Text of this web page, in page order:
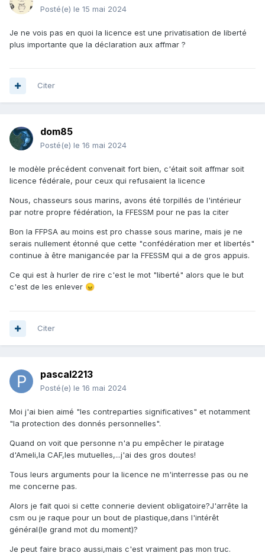
Posté(e) le 15 mai 2024
Je ne vois pas en quoi la licence est une privatisation de liberté
plus importante que la déclaration aux affmar ?
Citer
dom85
Posté(e) le 16 mai 2024
le modèle précédent convenait fort bien, c'était soit affmar soit
licence fédérale, pour ceux qui refusaient la licence
Nous, chasseurs sous marins, avons été torpillés de l'intérieur
par notre propre fédération, la FFESSM pour ne pas la citer
Bon la FFPSA au moins est pro chasse sous marine, mais je ne
serais nullement étonné que cette "confédération mer et libertés"
continue à être manigancée par la FFESSM qui a de gros appuis.
Ce qui est à hurler de rire c'est le mot "liberté" alors que le but
c'est de les enlever 😠
Citer
pascal2213
Posté(e) le 16 mai 2024
Moi j'ai bien aimé "les contreparties significatives" et notamment
"la protection des donnés personnelles".
Quand on voit que personne n'a pu empêcher le piratage
d'Ameli,la CAF,les mutuelles,...j'ai des gros doutes!
Tous leurs arguments pour la licence ne m'interresse pas ou ne
me concerne pas.
Alors je fait quoi si cette connerie devient obligatoire?J'arrête la
csm ou je raque pour un bout de plastique,dans l'intérêt
général(le grand mot du moment)?
Je peut faire braco aussi,mais c'est vraiment pas mon truc.